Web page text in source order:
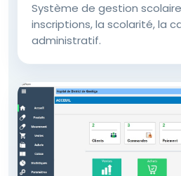
Système de gestion
inscriptions, la scolarité, la
administratif.